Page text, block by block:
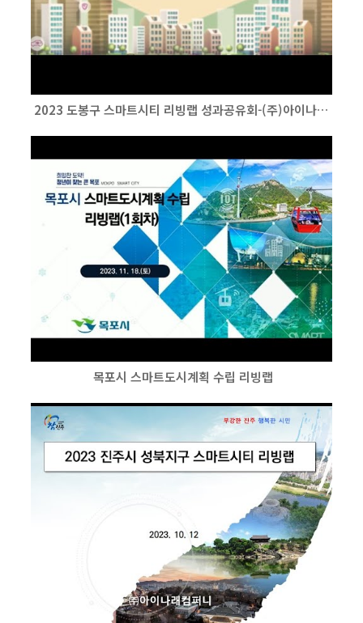
2023 도봉구 스마트시티 리빙랩 성과공유회-(주)아이나래컴퍼니
목포시 스마트도시계획 수립 리빙랩